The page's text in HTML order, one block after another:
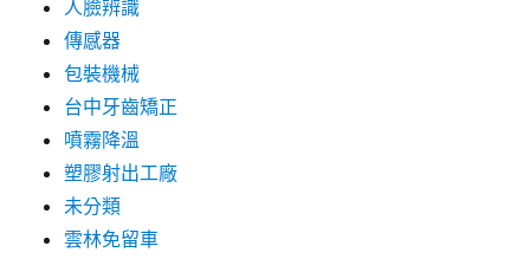
人臉辨識
傳感器
包裝機械
台中牙齒矯正
噴霧降溫
塑膠射出工廠
未分類
雲林免留車